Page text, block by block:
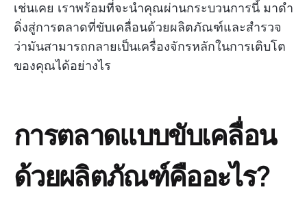
เช่นเคย เราพร้อมที่จะนำคุณผ่านกระบวนการนี้ มาดำ
ดิ่งสู่การตลาดที่ขับเคลื่อนด้วยผลิตภัณฑ์และสำรวจ
ว่ามันสามารถกลายเป็นเครื่องจักรหลักในการเติบโต
ของคุณได้อย่างไร
การตลาดแบบขับเคลื่อน
ด้วยผลิตภัณฑ์คืออะไร?